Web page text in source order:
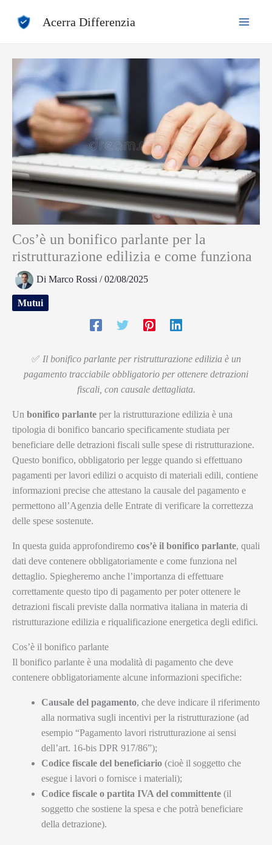
Acerra Differenzia
Cos’è un bonifico parlante per la
ristrutturazione edilizia e come funziona
Di Marco Rossi /02/08/2025
Mutui
✅ Il bonifico parlante per ristrutturazione edilizia è un
pagamento tracciabile obbligatorio per ottenere detrazioni
fiscali, con causale dettagliata.
Un bonifico parlante per la ristrutturazione edilizia è una
tipologia di bonifico bancario specificamente studiata per
beneficiare delle detrazioni fiscali sulle spese di ristrutturazione.
Questo bonifico, obbligatorio per legge quando si effettuano
pagamenti per lavori edilizi o acquisto di materiali edili, contiene
informazioni precise che attestano la causale del pagamento e
permettono all’Agenzia delle Entrate di verificare la correttezza
delle spese sostenute.
In questa guida approfondiremo cos’è il bonifico parlante, quali
dati deve contenere obbligatoriamente e come funziona nel
dettaglio. Spiegheremo anche l’importanza di effettuare
correttamente questo tipo di pagamento per poter ottenere le
detrazioni fiscali previste dalla normativa italiana in materia di
ristrutturazione edilizia e riqualificazione energetica degli edifici.
Cos’è il bonifico parlante
Il bonifico parlante è una modalità di pagamento che deve
contenere obbligatoriamente alcune informazioni specifiche:
Causale del pagamento, che deve indicare il riferimento
alla normativa sugli incentivi per la ristrutturazione (ad
esempio “Pagamento lavori ristrutturazione ai sensi
dell’art. 16-bis DPR 917/86”);
Codice fiscale del beneficiario (cioè il soggetto che
esegue i lavori o fornisce i materiali);
Codice fiscale o partita IVA del committente (il
soggetto che sostiene la spesa e che potrà beneficiare
della detrazione).